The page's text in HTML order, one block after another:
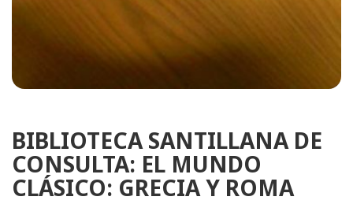
BIBLIOTECA SANTILLANA DE
CONSULTA: EL MUNDO
CLÁSICO: GRECIA Y ROMA